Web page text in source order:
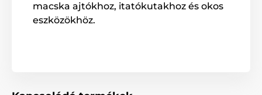
macska ajtókhoz, itatókutakhoz és okos
eszközökhöz.